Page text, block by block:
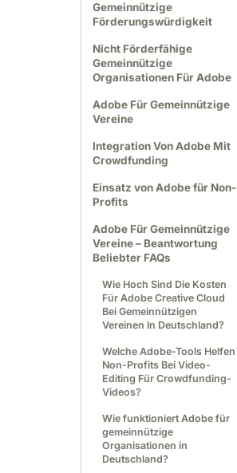
Gemeinnützige
Förderungswürdigkeit
Nicht Förderfähige
Gemeinnützige
Organisationen Für Adobe
Adobe Für Gemeinnützige
Vereine
Integration Von Adobe Mit
Crowdfunding
Einsatz von Adobe für Non-
Profits
Adobe Für Gemeinnützige
Vereine – Beantwortung
Beliebter FAQs
Wie Hoch Sind Die Kosten
Für Adobe Creative Cloud
Bei Gemeinnützigen
Vereinen In Deutschland?
Welche Adobe-Tools Helfen
Non-Profits Bei Video-
Editing Für Crowdfunding-
Videos?
Wie funktioniert Adobe für
gemeinnützige
Organisationen in
Deutschland?